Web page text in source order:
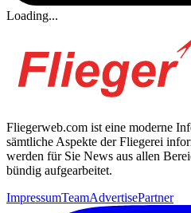
Loading...
Fliegerweb.com ist eine moderne
sämtliche Aspekte der Fliegerei
werden für Sie News aus allen
bündig aufgearbeitet.
ImpressumTeamAdvertisePartner